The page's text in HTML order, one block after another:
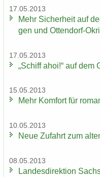
17.05.2013
Mehr Si­cher­heit auf
gen und Ottendorf-​
17.05.2013
„Schiff ahoi!“ auf dem
15.05.2013
Mehr Kom­fort für
10.05.2013
Neue Zu­fahrt zum
08.05.2013
Lan­des­di­rek­ti­on